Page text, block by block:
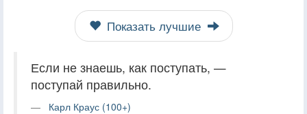
Показать лучшие
Если не знаешь, как поступать, —
поступай правильно.
Карл Краус (100+)